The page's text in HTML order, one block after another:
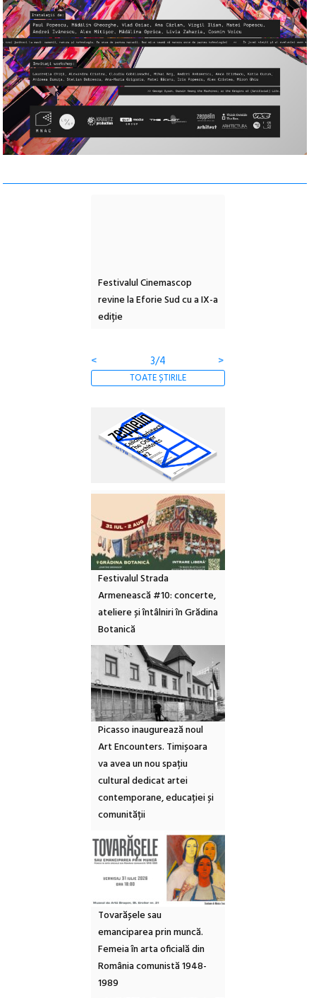
Festivalul Cinemascop
revine la Eforie Sud cu a IX-a
ediție
<
3/4 >
TOATE ȘTIRILE
Festivalul Strada
Armenească #10: concerte,
ateliere și întâlniri în Grădina
Botanică
Picasso inaugurează noul
Art Encounters. Timișoara
va avea un nou spațiu
cultural dedicat artei
contemporane, educației și
comunității
Tovarășele sau
emanciparea prin muncă.
Femeia în arta oficială din
România comunistă 1948-
1989